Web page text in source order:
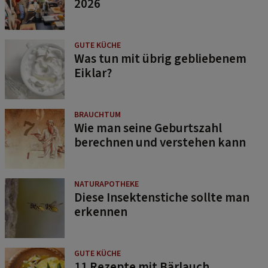
GUTE KÜCHE
Was tun mit übrig gebliebenem
Eiklar?
BRAUCHTUM
Wie man seine Geburtszahl
berechnen und verstehen kann
NATURAPOTHEKE
Diese Insektenstiche sollte man
erkennen
GUTE KÜCHE